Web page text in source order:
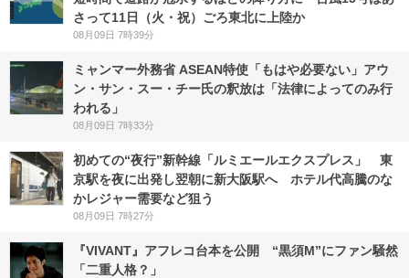
さって11日（火・祝）ごろ東北に上陸か
08月09日 7時39分
ミャンマー外務省 ASEAN特使「もはや必要ない」アウ
ン・サン・スー・チー氏の釈放は「法律によってのみ行
われる」
08月09日 7時33分
初めての“夜行”新幹線「ルミエールエクスプレス」 東
京駅を夜に出発し翌朝に新大阪駅へ ホテル代高騰のな
かレジャー需要など狙う
08月09日 7時27分
『VIVANT』アフレコ台本を公開 “黒須M”にファン騒然
「二重人格？」